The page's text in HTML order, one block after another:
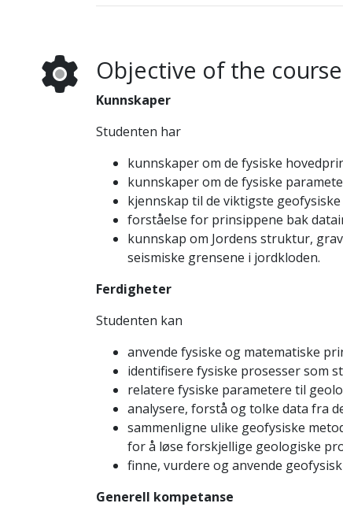
Objective of the course
Kunnskaper
Studenten har
kunnskaper om de fysiske
kunnskaper om de fysiske
kjennskap til de viktigste
forståelse for prinsippene bak
kunnskap om Jordens struktur,
seismiske grensene i jordkloden.
Ferdigheter
Studenten kan
anvende fysiske og matematiske
identifisere fysiske prosesser som
relatere fysiske parametere til
analysere, forstå og tolke data fra
sammenligne ulike geofysiske
for å løse forskjellige geologiske
finne, vurdere og anvende
Generell kompetanse